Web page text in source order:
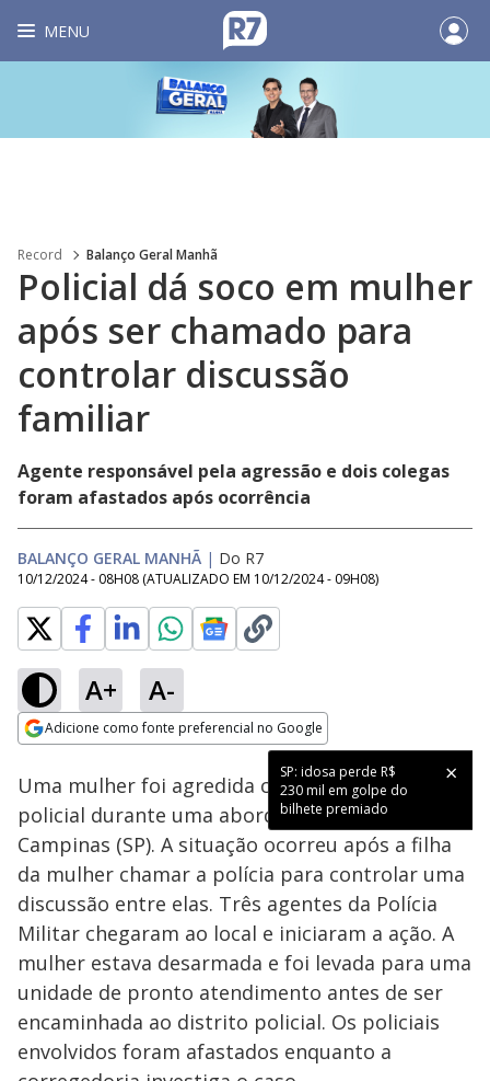
MENU
Record Balanço Geral Manhã
Policial dá soco em mulher
após ser chamado para
controlar discussão
familiar
Agente responsável pela agressão e dois colegas
foram afastados após ocorrência
BALANÇO GERAL MANHÃ | Do R7
10/12/2024 - 08H08 (ATUALIZADO EM 10/12/2024 - 09H08)
A+ A-
Adicione como fonte preferencial no Google
SP: idosa perde R$
230 mil em golpe do
bilhete premiado
Ativar
Loaded
61.34%
Uma mulher foi agredida com um soco por um
policial durante uma abordagem na calçada, em
Campinas (SP). A situação ocorreu após a filha
da mulher chamar a polícia para controlar uma
discussão entre elas. Três agentes da Polícia
Militar chegaram ao local e iniciaram a ação. A
mulher estava desarmada e foi levada para uma
unidade de pronto atendimento antes de ser
encaminhada ao distrito policial. Os policiais
envolvidos foram afastados enquanto a